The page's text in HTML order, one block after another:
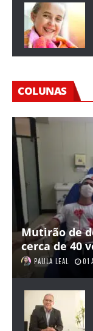
COLUNAS
Mutirão de
cerca de 40
PAULA LEAL 01